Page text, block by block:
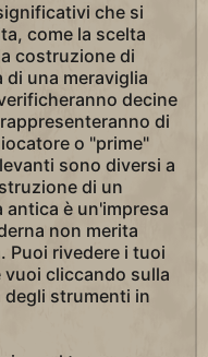
che si
come la scelta
costruzione di
una meraviglia
decine
di
o "prime"
sono diversi a
di un
è un'impresa
non merita
Puoi rivedere i tuoi
cliccando sulla
degli strumenti in